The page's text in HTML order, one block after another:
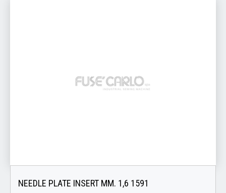
NEEDLE PLATE INSERT MM. 1,6 1591